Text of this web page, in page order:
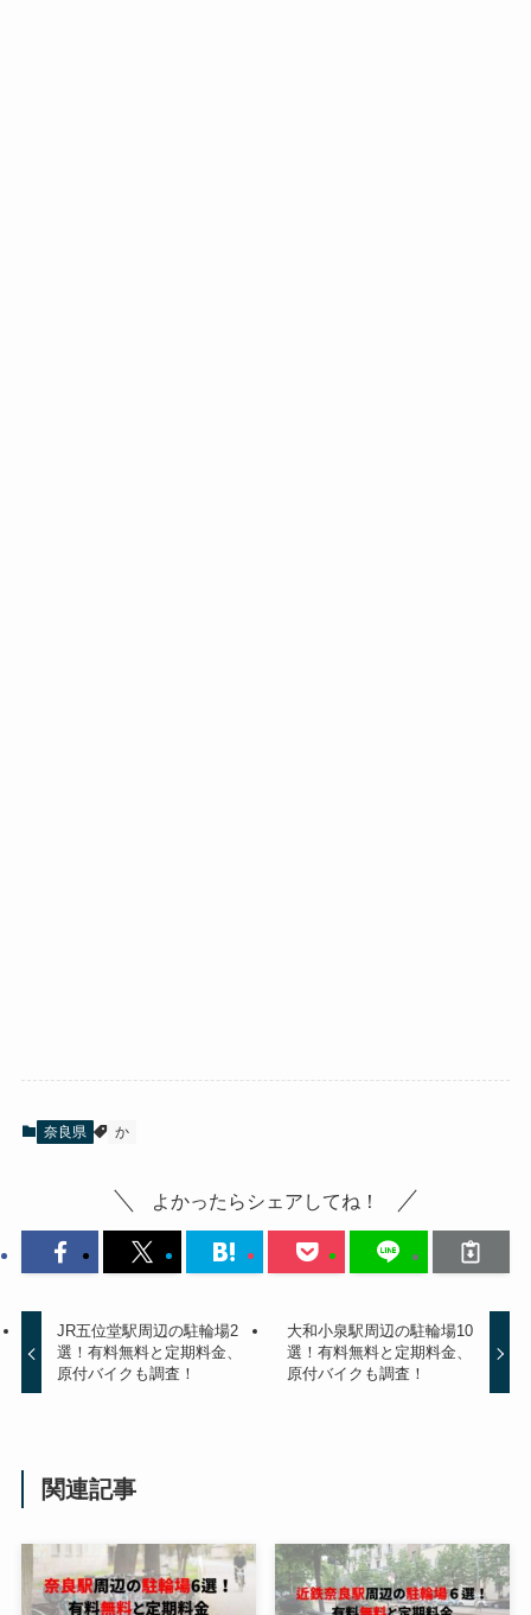
奈良県 か
よかったらシェアしてね！
JR五位堂駅周辺の駐輪場2
選！有料無料と定期料金、
原付バイクも調査！
大和小泉駅周辺の駐輪場10
選！有料無料と定期料金、
原付バイクも調査！
関連記事